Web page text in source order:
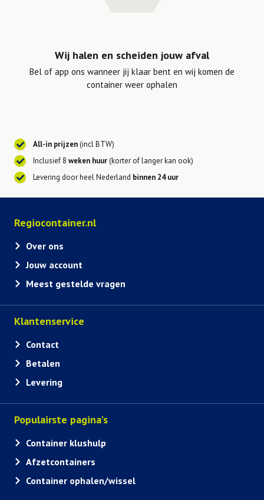
Wij halen en scheiden jouw afval
Bel of app ons wanneer jij klaar bent en wij komen de
container weer ophalen
All-in prijzen(incl BTW)
Inclusief 8 weken huur(korter of langer kan ook)
Levering door heel Nederland binnen 24 uur
Regiocontainer.nl
Over ons
Jouw account
Meest gestelde vragen
Klantenservice
Contact
Betalen
Levering
Populairste pagina's
Container klushulp
Afzetcontainers
Container ophalen/wissel